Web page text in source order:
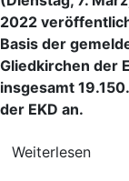
2022
Basis der
Gliedkirchen der
insgesamt
der EKD an.
Weiterlesen